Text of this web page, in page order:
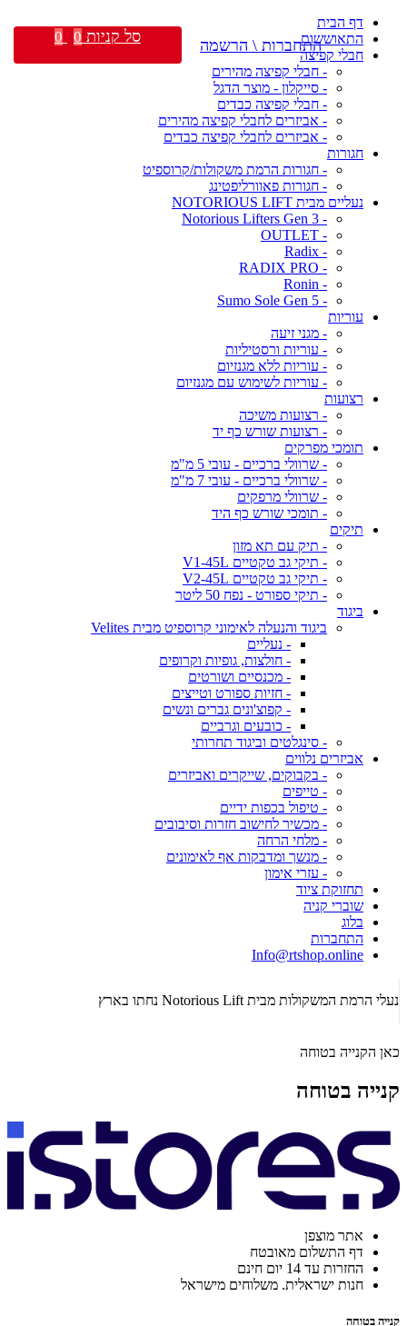
דף הבית
התאוששות
חבלי קפיצה
- חבלי קפיצה מהירים
- סייקלון - מוצר הדגל
- חבלי קפיצה כבדים
- אביזרים לחבלי קפיצה מהירים
- אביזרים לחבלי קפיצה כבדים
חגורות
- חגורות הרמת משקולות/קרוספיט
- חגורות פאוורליפטינג
נעליים מבית NOTORIOUS LIFT
- Notorious Lifters Gen 3
- OUTLET
- Radix
- RADIX PRO
- Ronin
- Sumo Sole Gen 5
עוריות
- מגני זיעה
- עוריות ורסטיליות
- עוריות ללא מגנזיום
- עוריות לשימוש עם מגנזיום
רצועות
- רצועות משיכה
- רצועות שורש כף יד
תומכי מפרקים
- שרוולי ברכיים - עובי 5 מ"מ
- שרוולי ברכיים - עובי 7 מ"מ
- שרוולי מרפקים
- תומכי שורש כף היד
תיקים
- תיק עם תא מזון
- תיקי גב טקטיים V1-45L
- תיקי גב טקטיים V2-45L
- תיקי ספורט - נפח 50 ליטר
ביגוד
ביגוד והנעלה לאימוני קרוספיט מבית Velites
- נעליים
- חולצות, גופיות וקרופים
- מכנסיים ושורטים
- חזיות ספורט וטייצים
- קפוצ'ונים גברים ונשים
- כובעים וגרביים
- סינגלטים וביגוד תחרותי
אביזרים נלווים
- בקבוקים, שייקרים ואביזרים
- טייפים
- טיפול בכפות ידיים
- מכשיר לחישוב חזרות וסיבובים
- מלחי הרחה
- מנשך ומדבקות אף לאימונים
- עזרי אימון
תחזוקת ציוד
שוברי קניה
בלוג
התחברות
Info@rtshop.online
כאן הקנייה בטוחה
קנייה בטוחה
אתר מוצפן
דף התשלום מאובטח
החזרות עד 14 יום חינם
חנות ישראלית. משלוחים מישראל
קנייה בטוחה
התחברות \ הרשמה סל קניות 0
0